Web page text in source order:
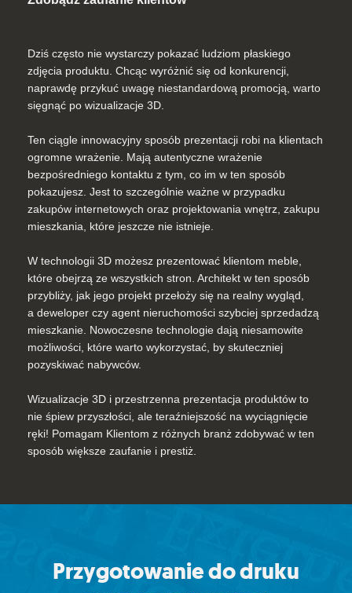
Dziś często nie wystarczy pokazać ludziom płaskiego
zdjęcia produktu. Chcąc wyróżnić się od konkurencji,
naprawdę przykuć uwagę niestandardową promocją, warto
sięgnąć po wizualizacje 3D.
Ten ciągle innowacyjny sposób prezentacji robi na klientach
ogromne wrażenie. Mają autentyczne wrażenie
bezpośredniego kontaktu z tym, co im w ten sposób
pokazujesz. Jest to szczególnie ważne w przypadku
zakupów internetowych oraz projektowania wnętrz, zakupu
mieszkania, które jeszcze nie istnieje.
W technologii 3D możesz prezentować klientom meble,
które obejrzą ze wszystkich stron. Architekt w ten sposób
przybliży, jak jego projekt przełoży się na realny wygląd,
a deweloper czy agent nieruchomości szybciej sprzedadzą
mieszkanie. Nowoczesne technologie dają niesamowite
możliwości, które warto wykorzystać, by skuteczniej
pozyskiwać nabywców.
Wizualizacje 3D i przestrzenna prezentacja produktów to
nie śpiew przyszłości, ale teraźniejszość na wyciągnięcie
ręki! Pomagam Klientom z różnych branż zdobywać w ten
sposób większe zaufanie i prestiż.
Przygotowanie do druku